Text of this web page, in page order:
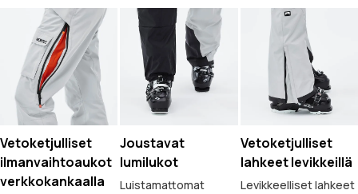
Vetoketjulliset
ilmanvaihtoaukot
verkkokankaalla
Joustavat
lumilukot
Luistamattomat
Vetoketjulliset
lahkeet levikkeillä
Levikkeelliset lahkeet